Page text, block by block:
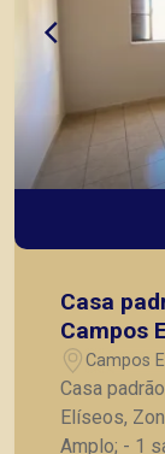
Casa
Campos
Preto SP;
Campos
Casa
Elíseos, Zona
Amplo; - 1